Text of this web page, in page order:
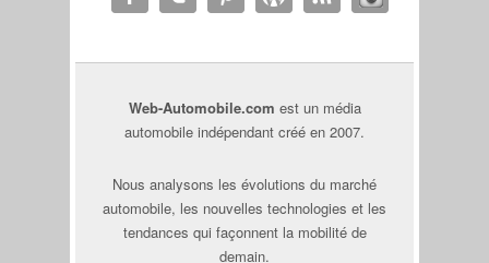
Web-Automobile.com est un média
automobile indépendant créé en 2007.
Nous analysons les évolutions du marché
automobile, les nouvelles technologies et les
tendances qui façonnent la mobilité de
demain.